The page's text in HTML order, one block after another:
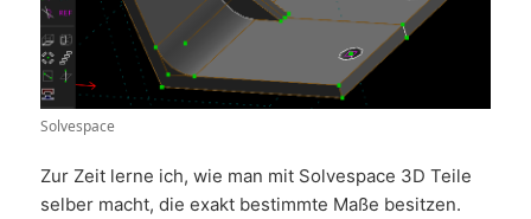
Solvespace
Zur Zeit lerne ich, wie man mit Solvespace 3D Teile
selber macht, die exakt bestimmte Maße besitzen.